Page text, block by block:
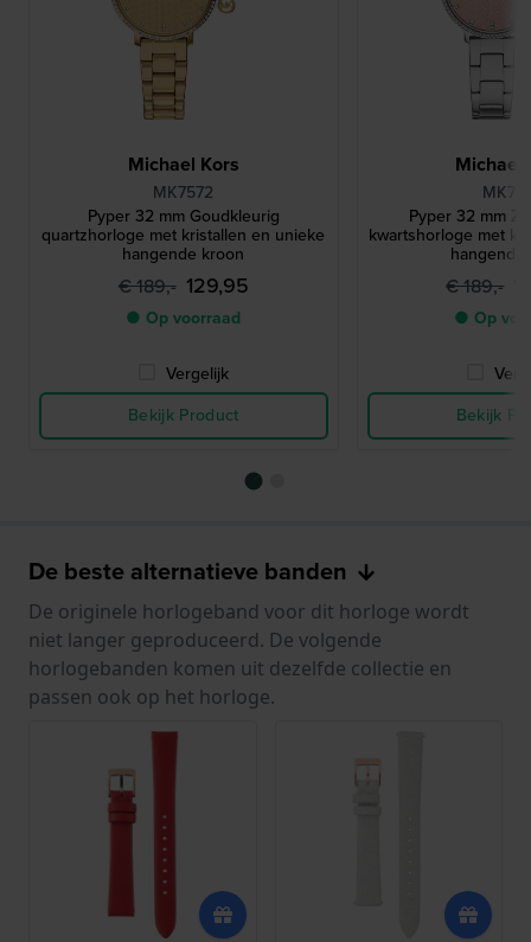
Michael Kors
MK7572
Pyper 32 mm Goudkleurig
quartzhorloge met kristallen en unieke
hangende kroon
€ 189,- 129,95
● Op voorraad
Vergelijk
Bekijk Product
Michael
Pyper 32 mm
kwartshorloge met
hangende
€ 189,-
● Op
Bekijk
De beste alternatieve banden
De originele horlogeband voor dit horloge wordt
niet langer geproduceerd. De volgende
horlogebanden komen uit dezelfde collectie en
passen ook op het horloge.